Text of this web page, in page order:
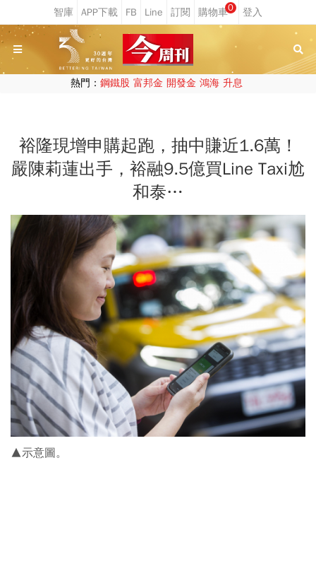
0
熱門： 鋼鐵股 富邦金 開發金 鴻海 升息
裕隆現增申購起跑，抽中賺近1.6萬！
嚴陳莉蓮出手，裕融9.5億買Line Taxi尬
和泰…
▲示意圖。